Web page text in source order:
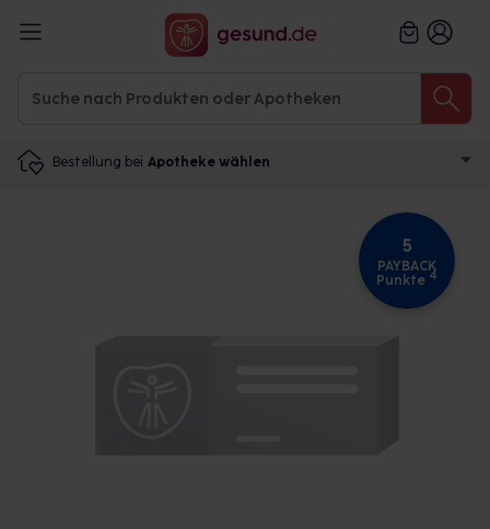
Bestellung bei Apotheke wählen
5
PAYBACK
Punkte 4